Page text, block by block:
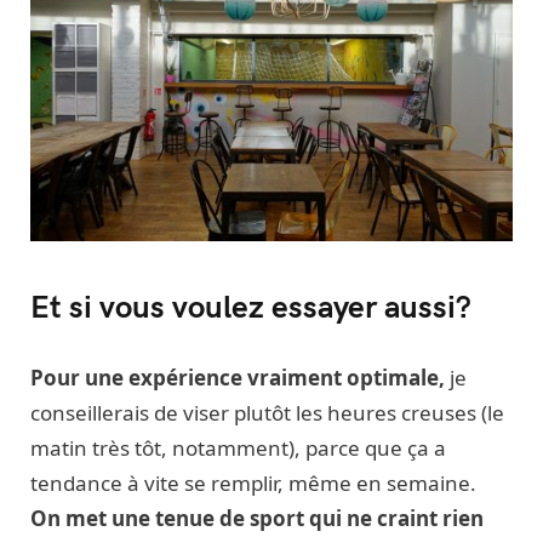
Et si vous voulez essayer aussi?
Pour une expérience vraiment optimale, je
conseillerais de viser plutôt les heures creuses (le
matin très tôt, notamment), parce que ça a
tendance à vite se remplir, même en semaine.
On met une tenue de sport qui ne craint rien